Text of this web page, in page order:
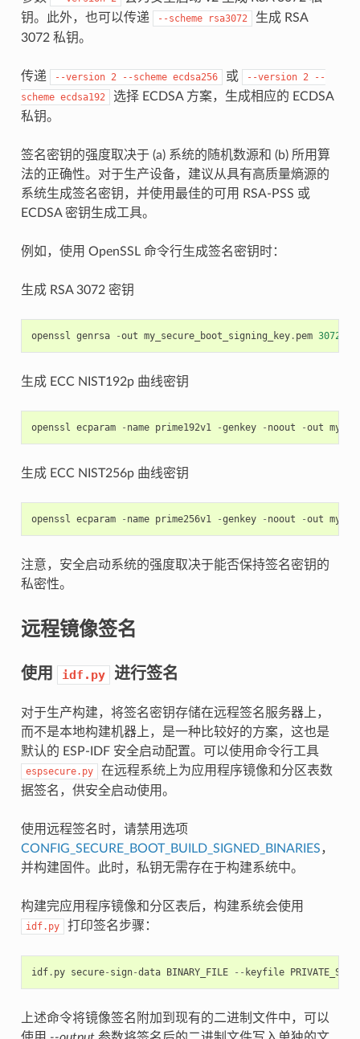
钥。此外，也可以传递
--scheme rsa3072
生成 RSA
3072 私钥。
传递 --version 2 --scheme ecdsa256 或 --version 2
--
scheme ecdsa192
选择 ECDSA 方案，生成相应的 ECDSA
私钥。
签名密钥的强度取决于 (a) 系统的随机数源和 (b) 所用算
法的正确性。对于生产设备，建议从具有高质量熵源的
系统生成签名密钥，并使用最佳的可用 RSA-PSS 或
ECDSA 密钥生成工具。
例如，使用 OpenSSL 命令行生成签名密钥时：
生成 RSA 3072 密钥
openssl genrsa -out my_secure_boot_signing_key. pem 3072
生成 ECC NIST192p 曲线密钥
openssl ecparam - name prime192v1 -genkey - noout -out
生成 ECC NIST256p 曲线密钥
openssl ecparam - name prime256v1 -genkey - noout -out
注意，安全启动系统的强度取决于能否保持签名密钥的
私密性。
远程镜像签名
使用 idf.py 进行签名
对于生产构建，将签名密钥存储在远程签名服务器上，
而不是本地构建机器上，是一种比较好的方案，这也是
默认的 ESP-IDF 安全启动配置。可以使用命令行工具
espsecure.py
在远程系统上为应用程序镜像和分区表数
据签名，供安全启动使用。
使用远程签名时，请禁用选项
CONFIG_SECURE_BOOT_BUILD_SIGNED_BINARIES，
并构建固件。此时，私钥无需存在于构建系统中。
构建完应用程序镜像和分区表后，构建系统会使用
idf.py 打印签名步骤：
idf. py secure- sign-data BINARY_FILE -- keyfile
上述命令将镜像签名附加到现有的二进制文件中，可以